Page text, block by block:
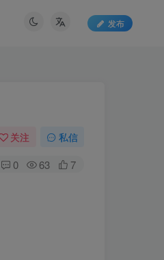
发布
关注 私信
0 63 7